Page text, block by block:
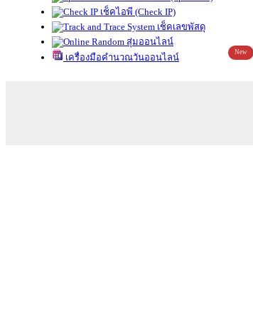
เช็คไอพี (Check IP)
เช็คเลขพัสดุ
สุ่มออนไลน์
เครื่องมือคำนวณวันออนไลน์
New